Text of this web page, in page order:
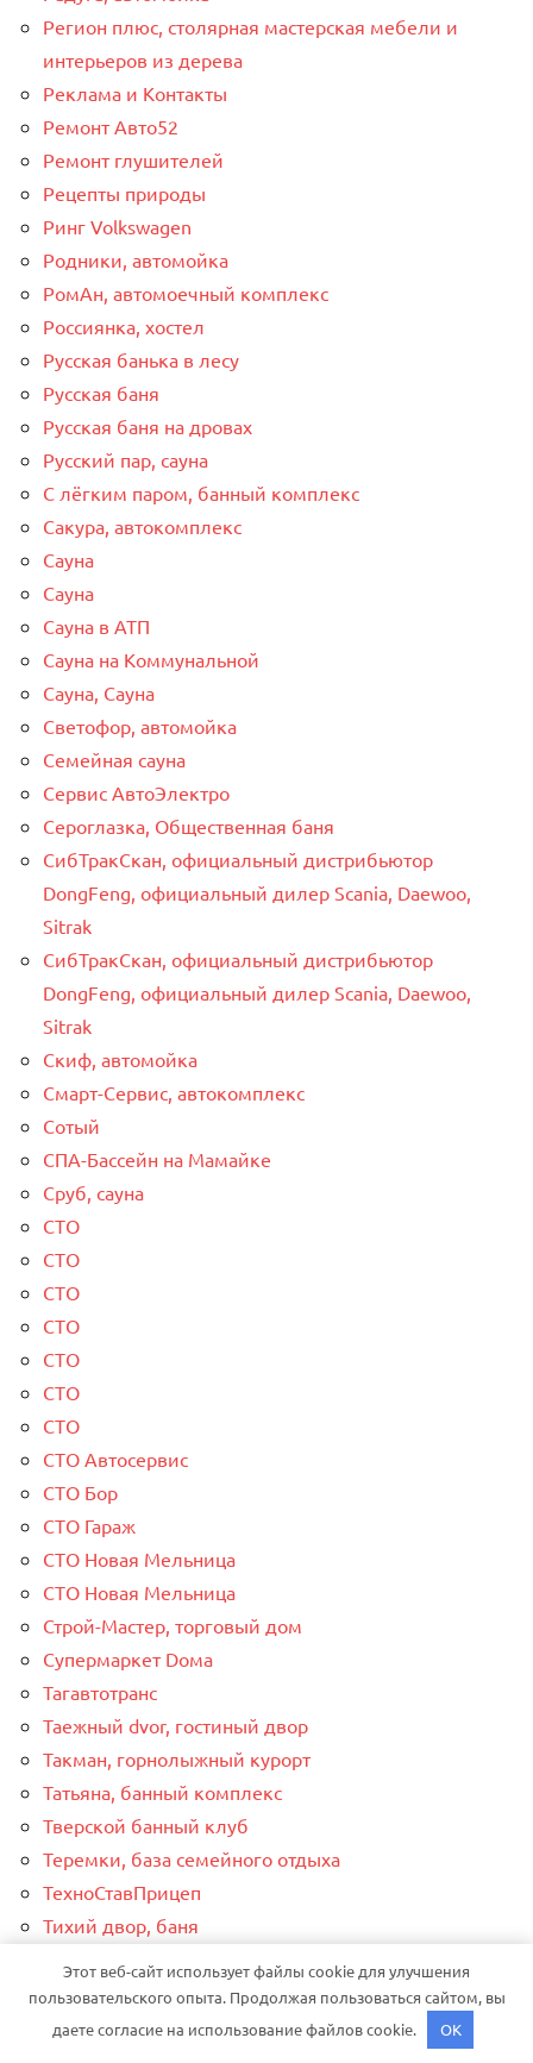
Регион плюс, столярная мастерская мебели и
интерьеров из дерева
Реклама и Контакты
Ремонт Авто52
Ремонт глушителей
Рецепты природы
Ринг Volkswagen
Родники, автомойка
РомАн, автомоечный комплекс
Россиянка, хостел
Русская банька в лесу
Русская баня
Русская баня на дровах
Русский пар, сауна
С лёгким паром, банный комплекс
Сакура, автокомплекс
Сауна
Сауна
Сауна в АТП
Сауна на Коммунальной
Сауна, Сауна
Светофор, автомойка
Семейная сауна
Сервис АвтоЭлектро
Сероглазка, Общественная баня
СибТракСкан, официальный дистрибьютор
DongFeng, официальный дилер Scania, Daewoo,
Sitrak
СибТракСкан, официальный дистрибьютор
DongFeng, официальный дилер Scania, Daewoo,
Sitrak
Скиф, автомойка
Смарт-Сервис, автокомплекс
Сотый
СПА-Бассейн на Мамайке
Сруб, сауна
СТО
СТО
СТО
СТО
СТО
СТО
СТО
СТО Автосервис
СТО Бор
СТО Гараж
СТО Новая Мельница
СТО Новая Мельница
Строй-Мастер, торговый дом
Супермаркет Dома
Тагавтотранс
Таежный dvor, гостиный двор
Такман, горнолыжный курорт
Татьяна, банный комплекс
Тверской банный клуб
Теремки, база семейного отдыха
ТехноСтавПрицеп
Тихий двор, баня
Торгшина, магазин, шиномонтажная мастерская
Триумф
Этот веб-сайт использует файлы cookie для улучшения
пользовательского опыта. Продолжая пользоваться сайтом, вы
даете согласие на использование файлов cookie.
OK